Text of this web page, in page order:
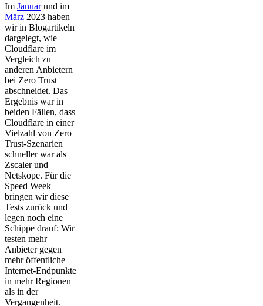
Im Januarund im
März 2023 haben
wir in Blogartikeln
dargelegt, wie
Cloudflare im
Vergleich zu
anderen Anbietern
bei Zero Trust
abschneidet. Das
Ergebnis war in
beiden Fällen, dass
Cloudflare in einer
Vielzahl von Zero
Trust-Szenarien
schneller war als
Zscaler und
Netskope. Für die
Speed Week
bringen wir diese
Tests zurück und
legen noch eine
Schippe drauf: Wir
testen mehr
Anbieter gegen
mehr öffentliche
Internet-Endpunkte
in mehr Regionen
als in der
Vergangenheit.